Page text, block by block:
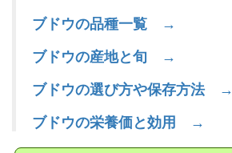
ブドウの品種一覧 →
ブドウの産地と旬 →
ブドウの選び方や保存方法 →
ブドウの栄養価と効用 →